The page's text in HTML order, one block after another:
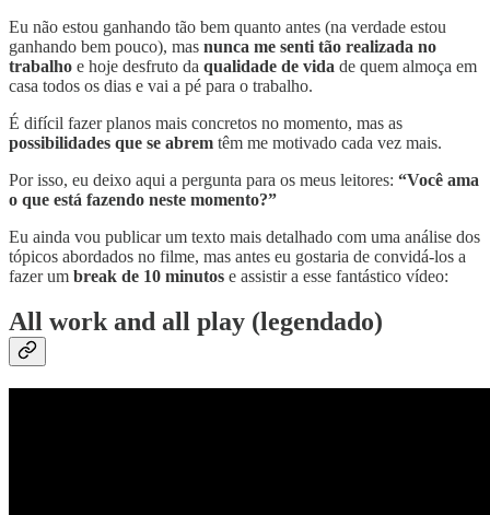
Eu não estou ganhando tão bem quanto antes (na verdade estou
ganhando bem pouco), mas nunca me senti tão realizada no
trabalho e hoje desfruto da qualidade de vida de quem almoça em
casa todos os dias e vai a pé para o trabalho.
É difícil fazer planos mais concretos no momento, mas as
possibilidades que se abrem têm me motivado cada vez mais.
Por isso, eu deixo aqui a pergunta para os meus leitores: “Você ama
o que está fazendo neste momento?”
Eu ainda vou publicar um texto mais detalhado com uma análise dos
tópicos abordados no filme, mas antes eu gostaria de convidá-los a
fazer um break de 10 minutos e assistir a esse fantástico vídeo:
All work and all play (legendado)